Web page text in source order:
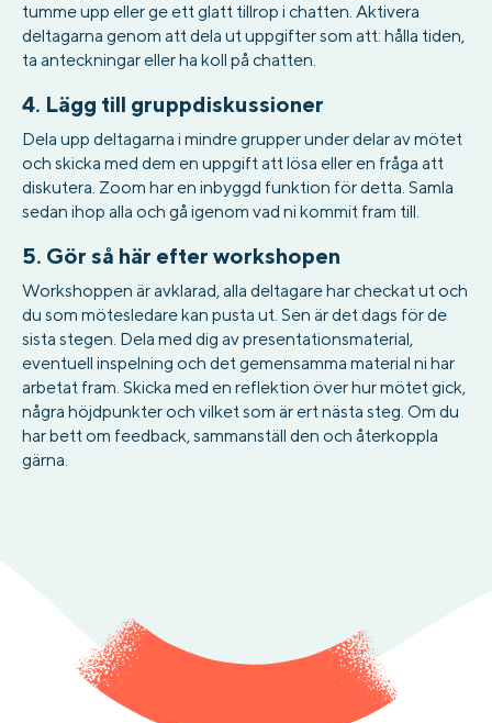
tumme upp eller ge ett glatt tillrop i chatten. Aktivera
deltagarna genom att dela ut uppgifter som att: hålla tiden,
ta anteckningar eller ha koll på chatten.
4. Lägg till gruppdiskussioner
Dela upp deltagarna i mindre grupper under delar av mötet
och skicka med dem en uppgift att lösa eller en fråga att
diskutera. Zoom har en inbyggd funktion för detta. Samla
sedan ihop alla och gå igenom vad ni kommit fram till.
5. Gör så här efter workshopen
Workshoppen är avklarad, alla deltagare har checkat ut och
du som mötesledare kan pusta ut. Sen är det dags för de
sista stegen. Dela med dig av presentationsmaterial,
eventuell inspelning och det gemensamma material ni har
arbetat fram. Skicka med en reflektion över hur mötet gick,
några höjdpunkter och vilket som är ert nästa steg. Om du
har bett om feedback, sammanställ den och återkoppla
gärna.